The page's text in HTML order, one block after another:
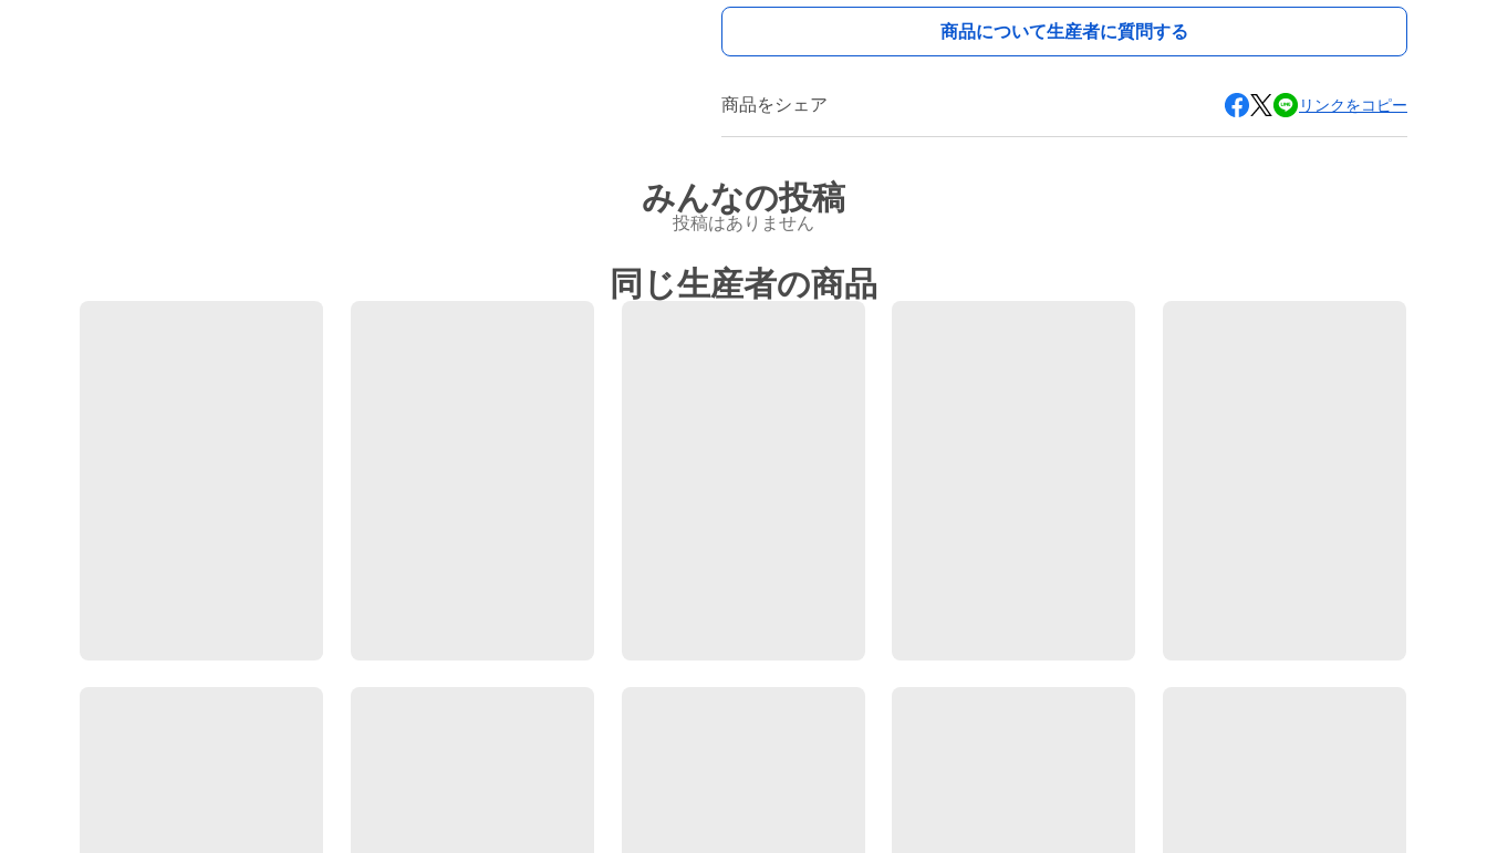
商品について生産者に質問する
商品をシェア リンクをコピー
みんなの投稿
投稿はありません
同じ生産者の商品